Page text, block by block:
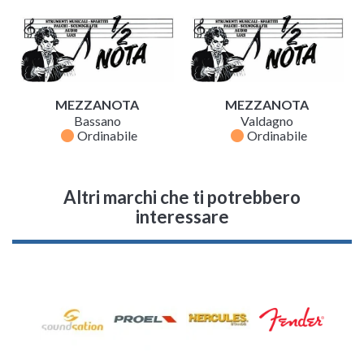
MEZZANOTA
Bassano
fiber_manual_record Ordinabile
MEZZANOTA
Valdagno
fiber_manual_record Ordinabile
Altri marchi che ti potrebbero
interessare